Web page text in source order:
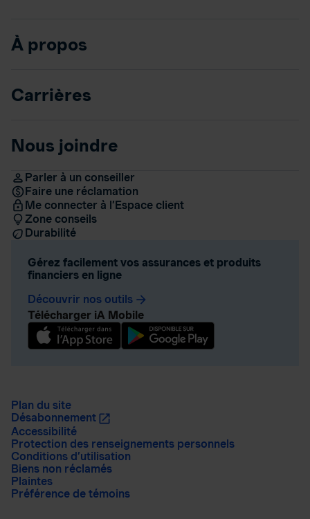
À propos
Carrières
Nous joindre
Parler à un conseiller
Faire une réclamation
Me connecter à l’Espace client
Zone conseils
Durabilité
Gérez facilement vos assurances et produits
financiers en ligne
Découvrir nos outils arrow_forward
Télécharger iA Mobile
Plan du site
Désabonnement
Accessibilité
Protection des renseignements personnels
Conditions d’utilisation
Biens non réclamés
Plaintes
Préférence de témoins